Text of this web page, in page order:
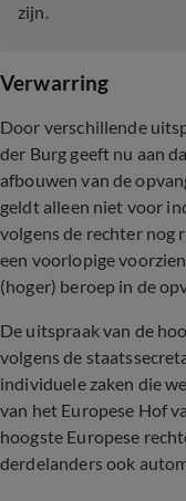
zijn.
Verwarring
Door verschillende
der Burg geeft nu aan
afbouwen van de
geldt alleen niet voor
volgens de rechter nog
een voorlopige
(hoger) beroep in de
De uitspraak van de
volgens de
individuele zaken die
van het Europese Hof
hoogste Europese
derdelanders ook